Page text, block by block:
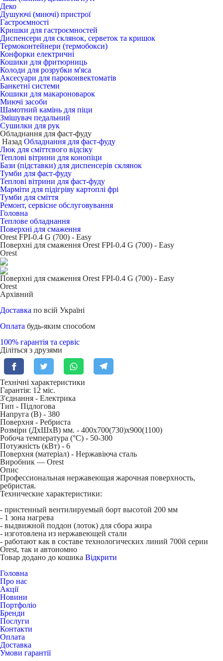
Деко
Душуючі (миючі) пристрої
Гастроємності
Кришки для гастроємностей
Диспенсери для склянок, серветок та кришок
Термоконтейнери (термобокси)
Конфорки електричні
Кошики для фритюрниць
Колоди для розрубки м'яса
Аксесуари для пароконвектоматів
Банкетні системи
Кошики для макароноварок
Миючі засоби
Шамотний камінь для піци
Змішувач педальний
Сушилки для рук
Обладнання для фаст-фуду
Назад Обладнання для фаст-фуду
Люк для сміттєвого відсіку
Теплові вітрини для конопіци
Бази (підставки) для диспенсерів склянок
Тумби для фаст-фуду
Теплові вітрини для фаст-фуду
Марміти для підігріву картоплі фрі
Тумби для сміття
Ремонт, сервісне обслуговування
Головна
Теплове обладнання
Поверхні для смаження
Orest FPI-0.4 G (700) - Easy
Поверхні для смаження Orest FPI-0.4 G (700) - Easy
Orest
Поверхні для смаження Orest FPI-0.4 G (700) - Easy
Orest
Архівний
Доставка по всій Україні
Оплата будь-яким способом
100% гарантія та сервіс
Діліться з друзями
Технічні характеристики
Гарантія: 12 міс.
З'єднання - Електрика
Тип - Підлогова
Напруга (В) - 380
Поверхня - Ребриста
Розміри (ДхШхВ) мм. - 400х700(730)х900(1100)
Робоча температура (°C) - 50-300
Потужність (кВт) - 6
Поверхня (матеріал) - Нержавіюча сталь
Виробник — Orest
Опис
Профессиональная нержавеющая жарочная поверхность,
ребристая.
Технические характеристики:
- пристенный вентилируемый борт высотой 200 мм
- 1 зона нагрева
- выдвижной поддон (лоток) для сбора жира
- изготовлена из нержавеющей стали
- работают как в составе технологических линий 700й серии
Orest, так и автономно
Товар додано до кошика Відкрити
Головна
Про нас
Акції
Новини
Портфоліо
Бренди
Послуги
Контакти
Оплата
Доставка
Умови гарантії